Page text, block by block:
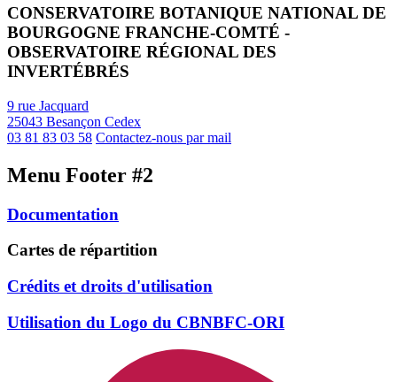
CONSERVATOIRE BOTANIQUE NATIONAL DE
BOURGOGNE FRANCHE-COMTÉ -
OBSERVATOIRE RÉGIONAL DES
INVERTÉBRÉS
9 rue Jacquard
25043 Besançon Cedex
03 81 83 03 58 Contactez-nous par mail
Menu Footer #2
Documentation
Cartes de répartition
Crédits et droits d'utilisation
Utilisation du Logo du CBNBFC-ORI